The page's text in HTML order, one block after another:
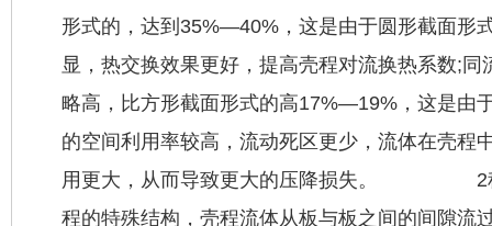
形式的，达到35%—40%，这是由于圆形截面形
显，热交换效果更好，提高壳程对流换热系数;同
略高，比方形截面形式的高17%—19%，这是由
的空间利用率较高，流动死区更少，流体在壳程
用更大，从而导致更大的压降损失。 2种
程的特殊结构，壳程流体从板与板之间的间隙流